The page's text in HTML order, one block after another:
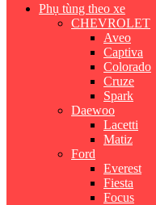
Phụ tùng theo xe
CHEVROLET
Aveo
Captiva
Colorado
Cruze
Spark
Daewoo
Lacetti
Matiz
Ford
Everest
Fiesta
Focus